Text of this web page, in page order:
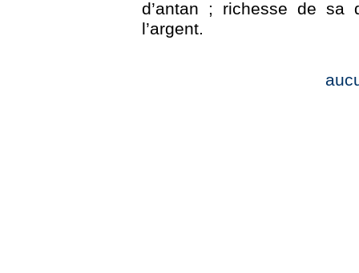
d’antan ; richesse de sa
l’argent.